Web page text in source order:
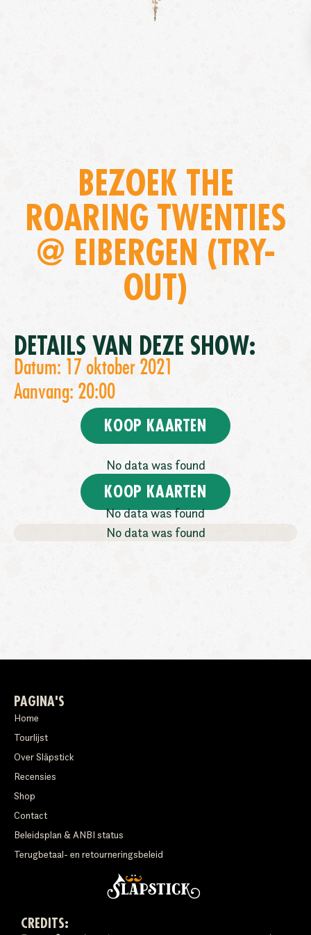
BEZOEK THE
ROARING TWENTIES
@ EIBERGEN (TRY-
OUT)
DETAILS VAN DEZE SHOW:
Datum: 17 oktober 2021
Aanvang: 20:00
KOOP KAARTEN
No data was found
KOOP KAARTEN
No data was found
No data was found
PAGINA'S
Home
Tourlijst
Over Släpstick
Recensies
Shop
Contact
Beleidsplan & ANBI status
Terugbetaal- en retourneringsbeleid
CREDITS: